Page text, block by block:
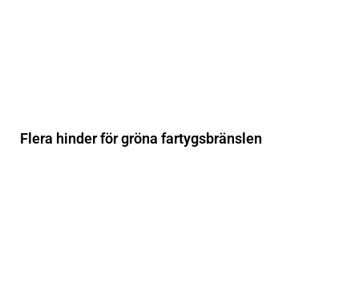
Flera hinder för gröna fartygsbränslen